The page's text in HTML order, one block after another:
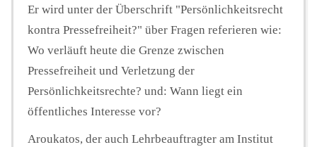
Unterstützen
Er wird unter der Überschrift "Persönlichkeitsrecht
kontra Pressefreiheit?" über Fragen referieren wie:
Wo verläuft heute die Grenze zwischen
Pressefreiheit und Verletzung der
Persönlichkeitsrechte? und: Wann liegt ein
öffentliches Interesse vor?
Aroukatos, der auch Lehrbeauftragter am Institut